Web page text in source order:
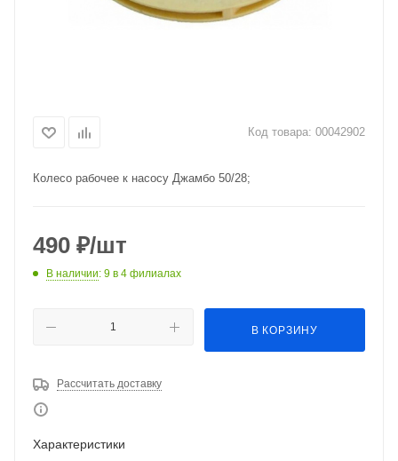
Код товара: 00042902
Колесо рабочее к насосу Джамбо 50/28;
490 ₽/шт
В наличии: 9 в 4 филиалах
В КОРЗИНУ
Рассчитать доставку
Характеристики